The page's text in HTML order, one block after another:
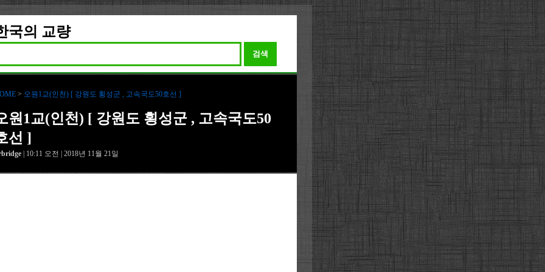
국의 교량
검색
> 오원1교(인천) [ 강원도 횡성군 , 고속국도50호선 ]
원1교(인천) [ 강원도 횡성군 , 고속국도50
선 ]
| 10:11 오전 | 2018년 11월 21일